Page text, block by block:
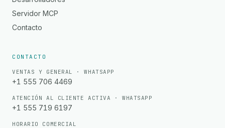
Servidor MCP
Contacto
CONTACTO
VENTAS Y GENERAL · WHATSAPP
+1 555 706 4469
ATENCIÓN AL CLIENTE ACTIVA · WHATSAPP
+1 555 719 6197
HORARIO COMERCIAL